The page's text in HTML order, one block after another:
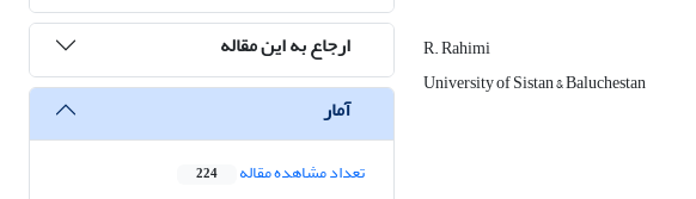
R. Rahimi
University of Sistan & Baluchestan
ارجاع به این مقاله
آمار
تعداد مشاهده مقاله 224